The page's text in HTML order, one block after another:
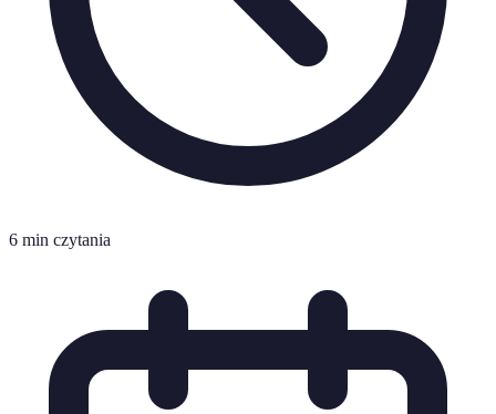
6 min czytania